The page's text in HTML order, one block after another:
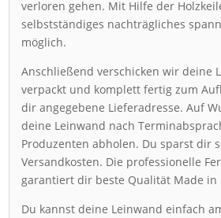
verloren gehen. Mit Hilfe der
selbstständiges nachträgliches
möglich.
Anschließend verschicken wir deine
verpackt und komplett fertig zum
dir angegebene Lieferadresse. Auf
deine Leinwand nach
Produzenten abholen. Du sparst dir
Versandkosten. Die professionelle
garantiert dir beste Qualität Made in
Du kannst deine Leinwand einfach